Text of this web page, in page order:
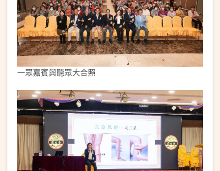
一眾嘉賓與聽眾大合照